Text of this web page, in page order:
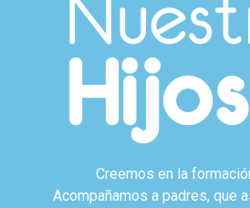
Creemos en la
Acompañamos a padres, que